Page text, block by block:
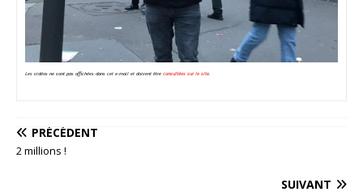
Les vidéos ne sont pas affichées dans cet e-mail et doivent être consultées sur le site.
PRÉCÉDENT
2 millions !
SUIVANT